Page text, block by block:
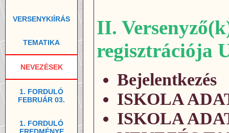
VERSENYKIÍRÁS
TEMATIKA
NEVEZÉSEK
1. FORDULÓ
FEBRUÁR 03.
1. FORDULÓ
II.
regisztrációja
Bejelentkezés
ISKOLA
ISKOLA